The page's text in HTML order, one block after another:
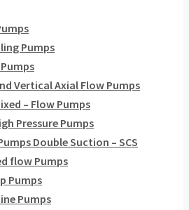
Pumps
Vertical Axial Flow Pumps
– Flow Pumps
Pressure Pumps
Double Suction – SCS
flow Pumps
Pumps
Pumps